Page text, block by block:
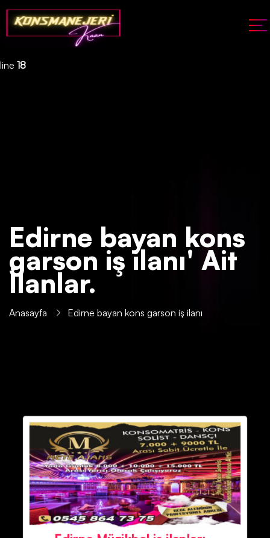
Deprecated: json_decode(): Passing null to parameter #1 ($json)
of type string is deprecated in
/home/konsmenajericom/public_html/api/kontrol/etiket.php
line 18
Edirne bayan kons
garson iş ilanı' Ait
İlanlar.
Anasayfa Edirne bayan kons garson iş ilanı